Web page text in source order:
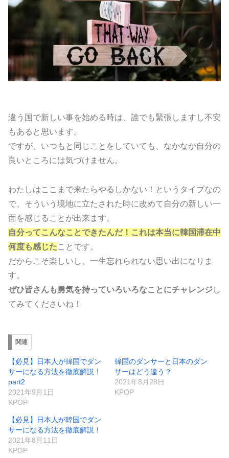
違う国で新しい事を始める時は、誰でも緊張しますし不安
もあると思います。
ですが、いつもと同じことをしていても、なかなか自分の
良いところには気づけません。
わたしはここまで来たらやるしかない！というタイプなの
で、そういう境地に立たされた時に改めて自分の新しい一
面を感じることが出来ます。
自分ってこんなことできたんだ！これは本当に韓国滞在中
何度も感じたことです。
だからこそ楽しいし、一生忘れられない思い出になりま
す。
ぜひ皆さんも勇気を持っていろいろなことにチャレンジし
てみてくださいね！
関連
【必見】日本人が韓国でダン
サーになる方法を徹底解説！
part2
2021年9月1日
KPOP
韓国のダンサーと日本のダン
サーはどう違う？
2021年8月28日
KPOP
【必見】日本人が韓国でダン
サーになる方法を徹底解説！
2021年8月11日
KPOP